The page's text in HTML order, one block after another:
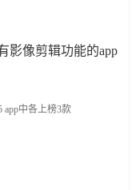
影像剪辑功能的app
中各上榜3款